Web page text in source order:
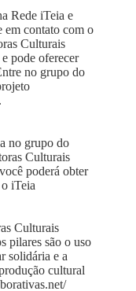
Rede iTeia e
em contato com o
Culturais
pode oferecer
no grupo do
.
no grupo do
Culturais
poderá obter
iTeia
Culturais
pilares são o uso
solidária e a
cultural